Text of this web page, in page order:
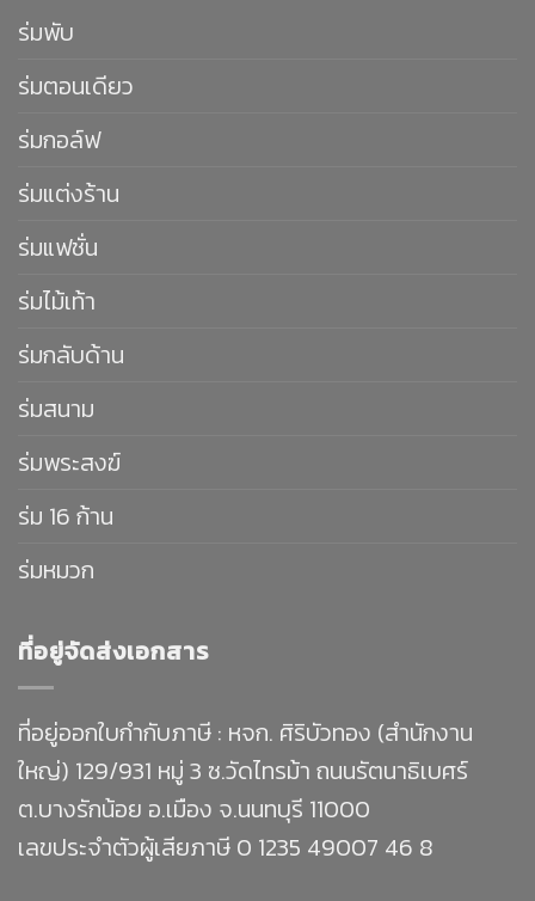
ร่มพับ
ร่มตอนเดียว
ร่มกอล์ฟ
ร่มแต่งร้าน
ร่มแฟชั่น
ร่มไม้เท้า
ร่มกลับด้าน
ร่มสนาม
ร่มพระสงฆ์
ร่ม 16 ก้าน
ร่มหมวก
ที่อยู่จัดส่งเอกสาร
ที่อยู่ออกใบกำกับภาษี : หจก. ศิริบัวทอง (สำนักงาน
ใหญ่) 129/931 หมู่ 3 ซ.วัดไทรม้า ถนนรัตนาธิเบศร์
ต.บางรักน้อย อ.เมือง จ.นนทบุรี 11000
เลขประจำตัวผู้เสียภาษี 0 1235 49007 46 8